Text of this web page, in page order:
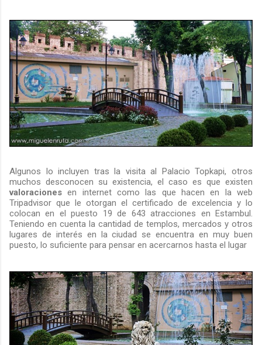
Algunos lo incluyen tras la visita al Palacio Topkapi, otros
muchos desconocen su existencia, el caso es que existen
valoraciones en internet como las que hacen en la web
Tripadvisor que le otorgan el certificado de excelencia y lo
colocan en el puesto 19 de 643 atracciones en Estambul.
Teniendo en cuenta la cantidad de templos, mercados y otros
lugares de interés en la ciudad se encuentra en muy buen
puesto, lo suficiente para pensar en acercarnos hasta el lugar